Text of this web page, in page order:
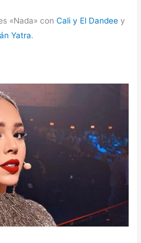
«Nada» conCali y El Dandee y
Yatra.